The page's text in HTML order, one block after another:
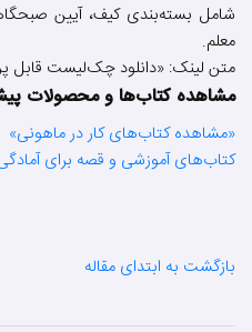
شامل بسته‌بندی کیف، آیین
معلم.
متن لینک: «دانلود چک‌لیست قابل
مشاهده کتاب‌ها و محصولات
«مشاهده کتاب‌های کار در ماهونی»
کتاب‌های آموزشی و قصه برای
بازگشت به ابتدای مقاله